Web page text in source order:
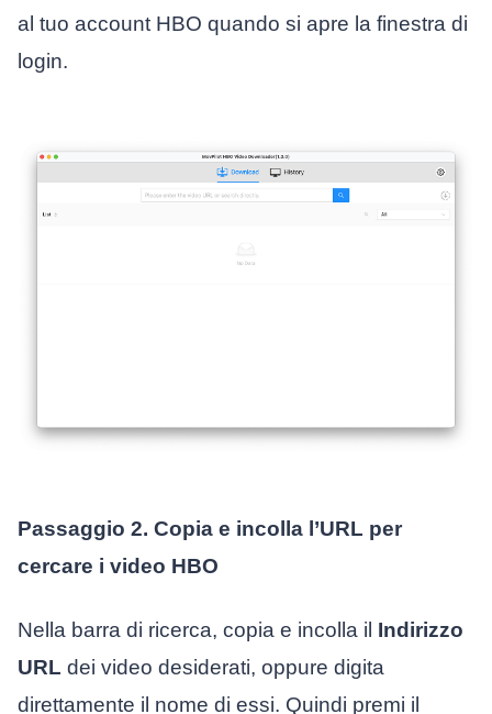
al tuo account HBO quando si apre la finestra di
login.
Passaggio 2. Copia e incolla l’URL per
cercare i video HBO
Nella barra di ricerca, copia e incolla il Indirizzo
URL dei video desiderati, oppure digita
direttamente il nome di essi. Quindi premi il